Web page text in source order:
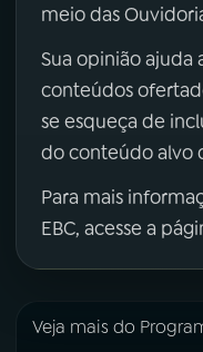
meio das
Sua opinião ajuda
conteúdos
se esqueça de
do conteúdo alvo
Para mais
EBC, acesse a
Veja mais do